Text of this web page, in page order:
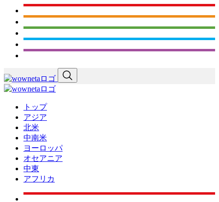
トップ
アジア
北米
中南米
ヨーロッパ
オセアニア
中東
アフリカ